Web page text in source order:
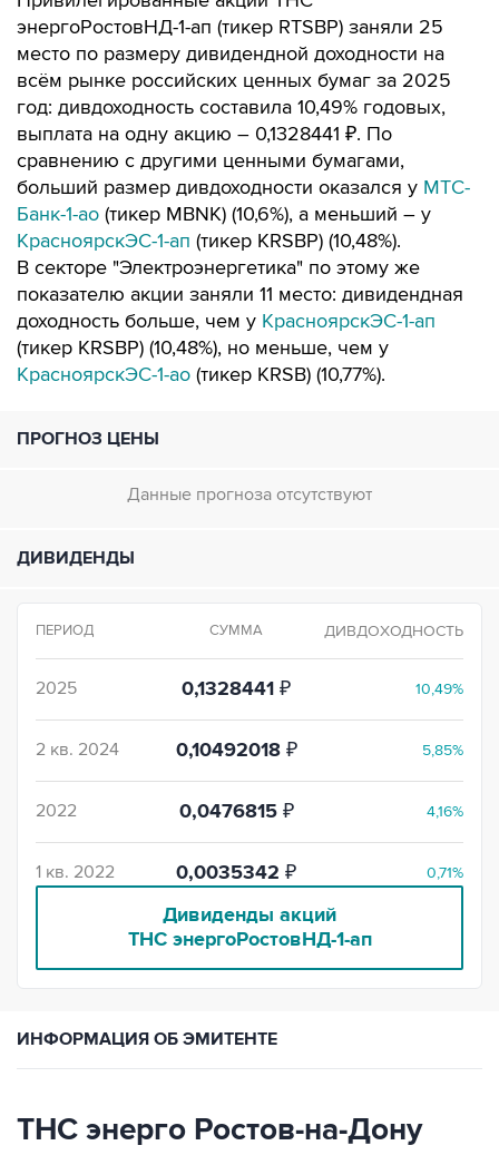
энергоРостовНД-1-ап (тикер RTSBP) заняли 25
место по размеру дивидендной доходности на
всём рынке российских ценных бумаг за 2025
год: дивдоходность составила 10,49% годовых,
выплата на одну акцию – 0,1328441 ₽. По
сравнению с другими ценными бумагами,
больший размер дивдоходности оказался у МТС-
Банк-1-ао (тикер MBNK) (10,6%), а меньший – у
КрасноярскЭС-1-ап (тикер KRSBP) (10,48%).
В секторе "Электроэнергетика" по этому же
показателю акции заняли 11 место: дивидендная
доходность больше, чем у КрасноярскЭС-1-ап
(тикер KRSBP) (10,48%), но меньше, чем у
КрасноярскЭС-1-ао (тикер KRSB) (10,77%).
ПРОГНОЗ ЦЕНЫ
Данные прогноза отсутствуют
ДИВИДЕНДЫ
ПЕРИОД СУММА ДИВДОХОДНОСТЬ
2025 0,1328441 ₽ 10,49%
2 кв. 2024 0,10492018₽ 5,85%
2022 0,0476815₽ 4,16%
1 кв. 2022 0,0035342 ₽ 0,71%
Дивиденды акций
ТНС энергоРостовНД-1-ап
ИНФОРМАЦИЯ ОБ ЭМИТЕНТЕ
ТНС энерго Ростов-на-Дону